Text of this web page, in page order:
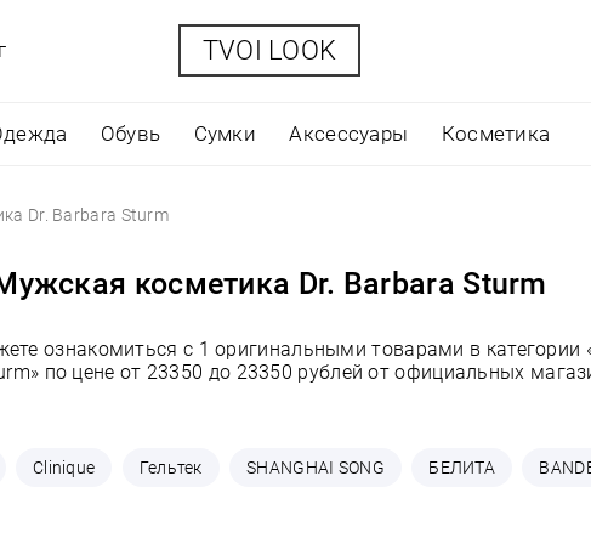
Обувь Сумки Аксессуары Косметика
TVOI LOOK
Dr. Barbara Sturm
косметика Dr. Barbara Sturm
ознакомиться с 1 оригинальными товарами в категории
по цене от 23350 до 23350 рублей от официальных
Clinique Гельтек SHANGHAI SONG БЕЛИТА